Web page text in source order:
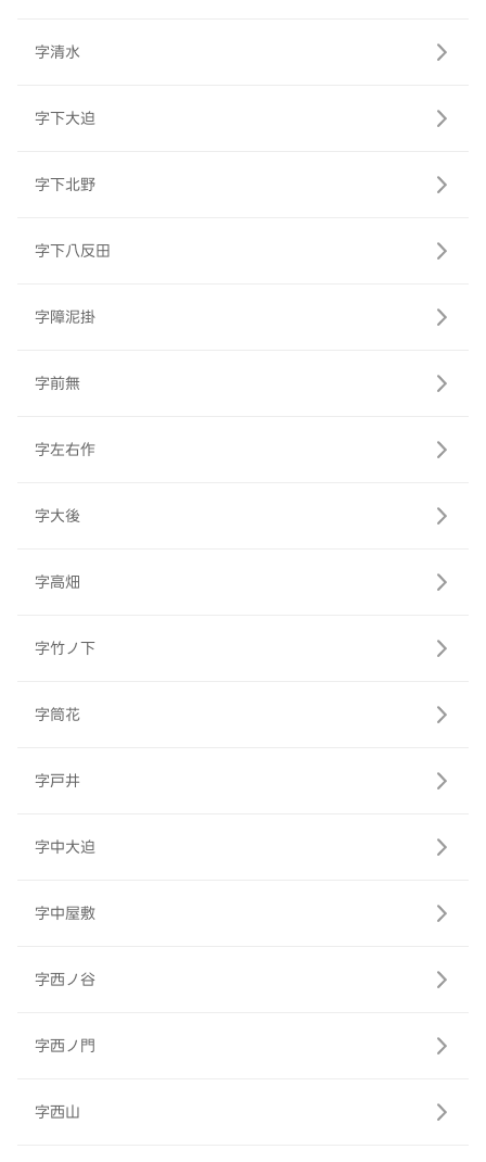
字清水
字下大迫
字下北野
字下八反田
字障泥掛
字前無
字左右作
字大後
字高畑
字竹ノ下
字筒花
字戸井
字中大迫
字中屋敷
字西ノ谷
字西ノ門
字西山